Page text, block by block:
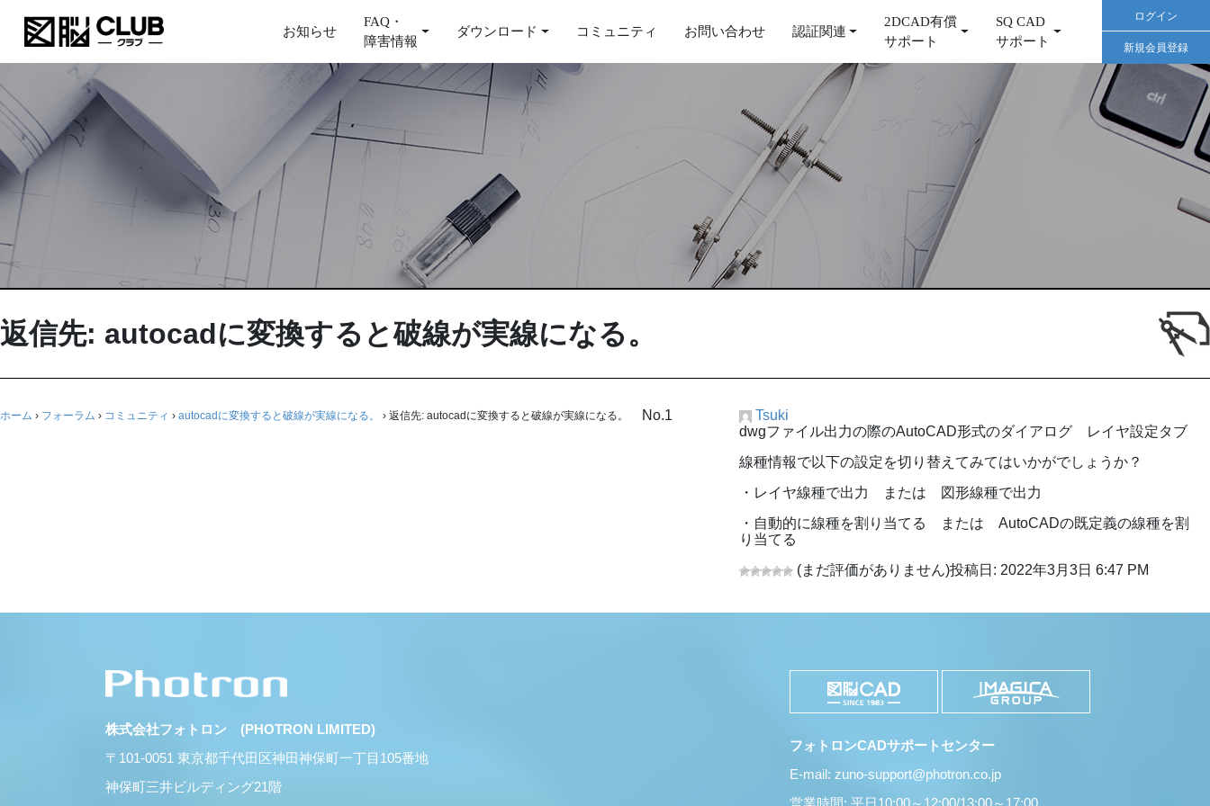
お知らせ
FAQ・
障害情報
ダウンロード コミュニティ お問い合わせ 認証関連
2DCAD有償
サポート
SQ CAD
サポート
ログイン
新規会員登録
返信先: autocadに変換すると破線が実線になる。
ホーム › フォーラム › コミュニティ › autocadに変換すると破線が実線になる。 › 返信先: autocadに変換すると破線が実線になる。 No.1
Tsuki
dwgファイル出力の際のAutoCAD形式のダイアログ レイヤ設定タブ
線種情報で以下の設定を切り替えてみてはいかがでしょうか？
・レイヤ線種で出力 または 図形線種で出力
・自動的に線種を割り当てる または AutoCADの既定義の線種を割
り当てる
(まだ評価がありません)投稿日: 2022年3月3日 6:47 PM
株式会社フォトロン (PHOTRON LIMITED)
〒101-0051 東京都千代田区神田神保町一丁目105番地
神保町三井ビルディング21階
フォトロンCADサポートセンター
E-mail: zuno-support@photron.co.jp
営業時間: 平日10:00～12:00/13:00～17:00